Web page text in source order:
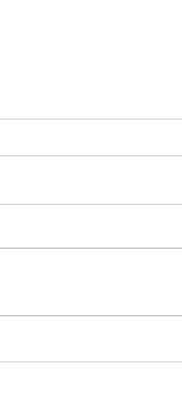
Benfica |